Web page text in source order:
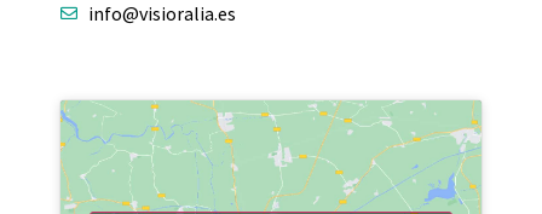
info@visioralia.es